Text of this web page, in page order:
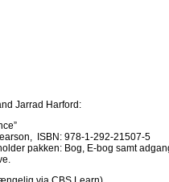
Jarrad Harford:
ISBN: 978-1-292-21507-5
pakken: Bog, E-bog samt